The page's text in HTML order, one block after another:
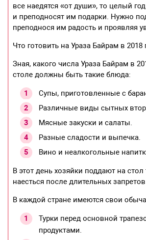
все наедятся «от души», то целый
и преподносят им подарки. Нужно
преподнося им радость и проявляя
Что готовить на Ураза Байрам в 2018
Зная, какого числа Ураза Байрам в
столе должны быть такие блюда:
Супы, приготовленные с
Различные виды сытных
Мясные закуски и салаты.
Разные сладости и выпечка.
Вино и неалкогольные
В этот день хозяйки поддают на
наесться после длительных
В каждой стране имеются свои
Турки перед основной
продуктами.